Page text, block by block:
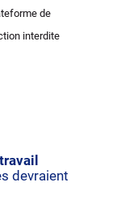
de
interdite
devraient